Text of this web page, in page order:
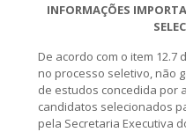
INFORMAÇÕES
De acordo com o item
no processo seletivo, não
de estudos concedida por
candidatos selecionados
pela Secretaria Executiva